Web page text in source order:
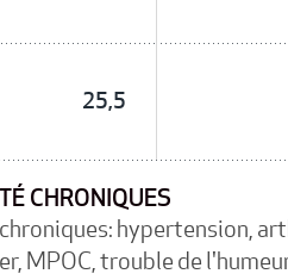
25,5
CHRONIQUES
hypertension,
MPOC, trouble de